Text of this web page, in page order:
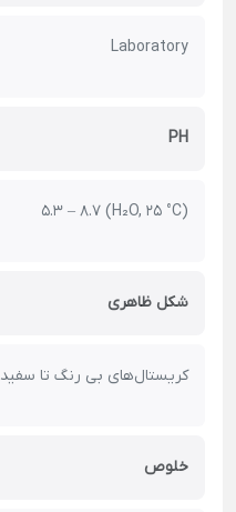
Laboratory
PH
5.3 – 8.7 (H₂O, 25 °C)
شکل ظاهری
کریستال‌های بی رنگ تا سفید
خلوص